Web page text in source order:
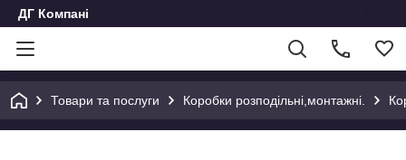
ДГ Компані
Товари та послуги Коробки розподільні,монтажні.